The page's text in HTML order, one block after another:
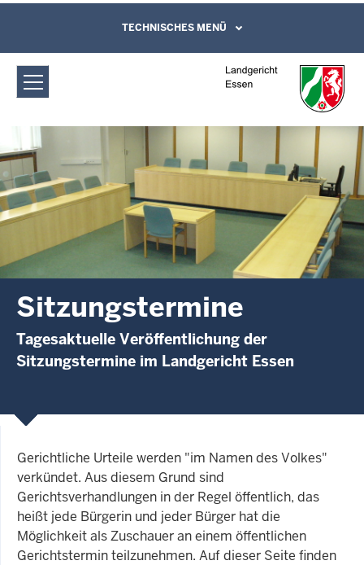
Landgericht Essen: Sitzungstermine
Direkt zum Inhalt
Leichte Sprache, Gebärdensprachenvideo
und Kontaktformular
TECHNISCHES MENÜ
Sitzungstermine
Tagesaktuelle Veröffentlichung der
Sitzungstermine im Landgericht Essen
Gerichtliche Urteile werden "im Namen des Volkes"
verkündet. Aus diesem Grund sind
Gerichtsverhandlungen in der Regel öffentlich, das
heißt jede Bürgerin und jeder Bürger hat die
Möglichkeit als Zuschauer an einem öffentlichen
Gerichtstermin teilzunehmen. Auf dieser Seite finden